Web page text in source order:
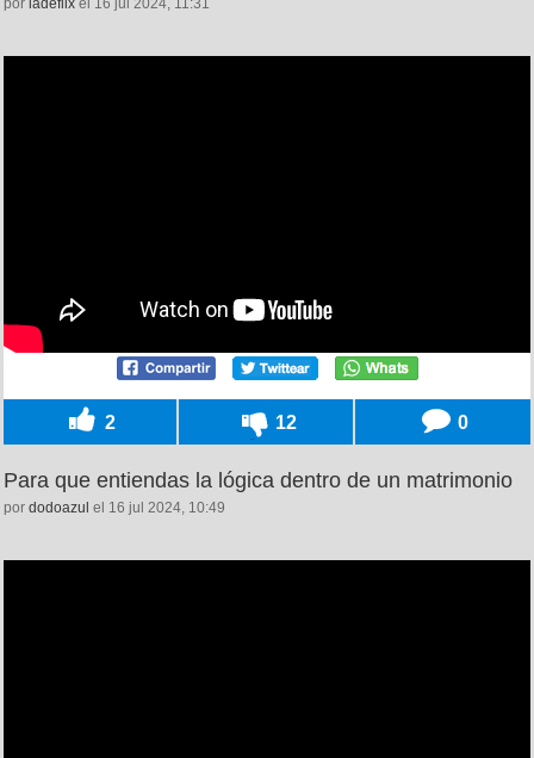
por ladeflix el 16 jul 2024, 11:31
2 12 0
Para que entiendas la lógica dentro de un matrimonio
por dodoazul el 16 jul 2024, 10:49